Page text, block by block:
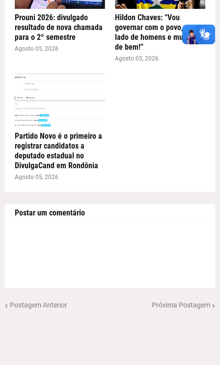
Prouni 2026: divulgado
resultado de nova chamada
para o 2º semestre
Agosto 05, 2026
Hildon Chaves: “Vou
governar com o povo, ao
lado de homens e mulheres
de bem!”
Agosto 05, 2026
Partido Novo é o primeiro a
registrar candidatos a
deputado estadual no
DivulgaCand em Rondônia
Agosto 05, 2026
Postar um comentário
Postagem Anterior Próxima Postagem